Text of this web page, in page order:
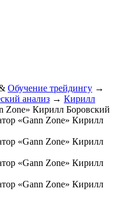
Обучение трейдингу →
анализ → Кирилл
Zone» Кирилл Боровский